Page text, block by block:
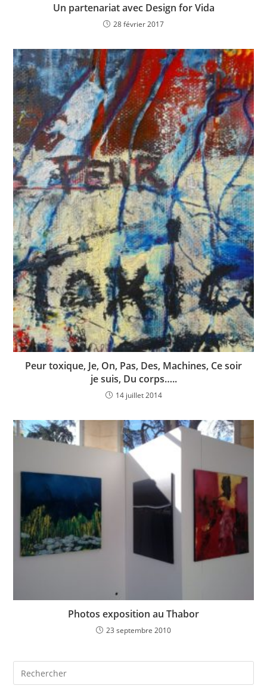
Un partenariat avec Design for Vida
28 février 2017
Peur toxique, Je, On, Pas, Des, Machines, Ce soir
je suis, Du corps…..
14 juillet 2014
Photos exposition au Thabor
23 septembre 2010